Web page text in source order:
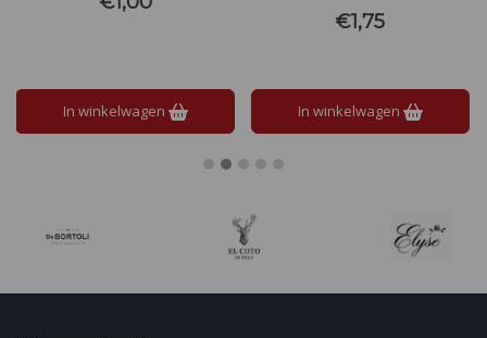
aangenaam bloemig en licht
In winkelwagen
van karamel en een subtiele
fruitigheid maken het geheel
€1,75
In winkelwagen